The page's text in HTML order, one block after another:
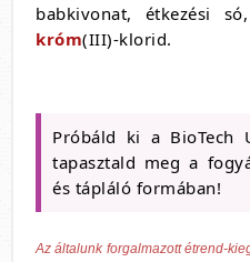
babkivonat, étkezési
króm(III)-klorid.
Próbáld ki a BioTech
tapasztald meg a
és tápláló formában!
Az általunk forgalmazott étrend-